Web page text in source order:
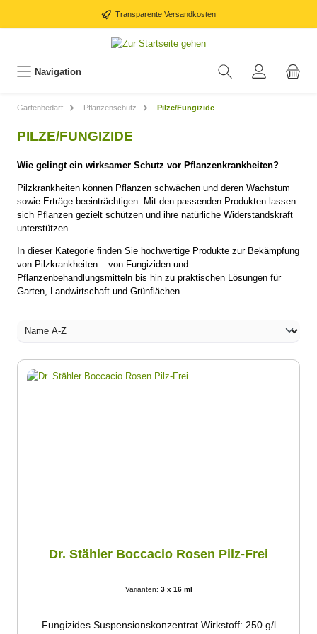
Transparente Versandkosten
Navigation
Gartenbedarf Pflanzenschutz Pilze/Fungizide
PILZE/FUNGIZIDE
Wie gelingt ein wirksamer Schutz vor Pflanzenkrankheiten?
Pilzkrankheiten können Pflanzen schwächen und deren Wachstum
sowie Erträge beeinträchtigen. Mit den passenden Produkten lassen
sich Pflanzen gezielt schützen und ihre natürliche Widerstandskraft
unterstützen.
In dieser Kategorie finden Sie hochwertige Produkte zur Bekämpfung
von Pilzkrankheiten – von Fungiziden und
Pflanzenbehandlungsmitteln bis hin zu praktischen Lösungen für
Garten, Landwirtschaft und Grünflächen.
Dr. Stähler Boccacio Rosen Pilz-Frei
Varianten: 3 x 16 ml
Fungizides Suspensionskonzentrat Wirkstoff: 250 g/l